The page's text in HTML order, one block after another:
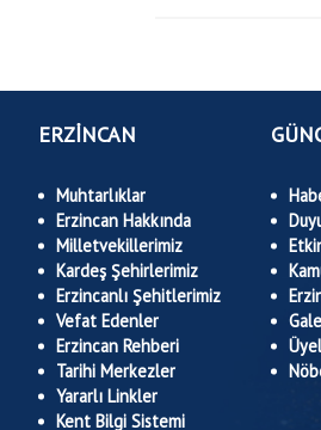
ERZİNCAN
Muhtarlıklar
Erzincan Hakkında
Milletvekillerimiz
Kardeş Şehirlerimiz
Erzincanlı Şehitlerimiz
Vefat Edenler
Erzincan Rehberi
Tarihi Merkezler
Yararlı Linkler
Kent Bilgi Sistemi